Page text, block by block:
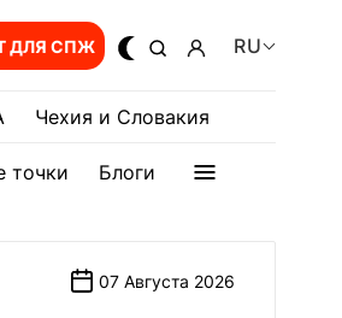
ДЛЯ СПЖ RU
Чехия и Словакия
точки Блоги
07 Августа 2026